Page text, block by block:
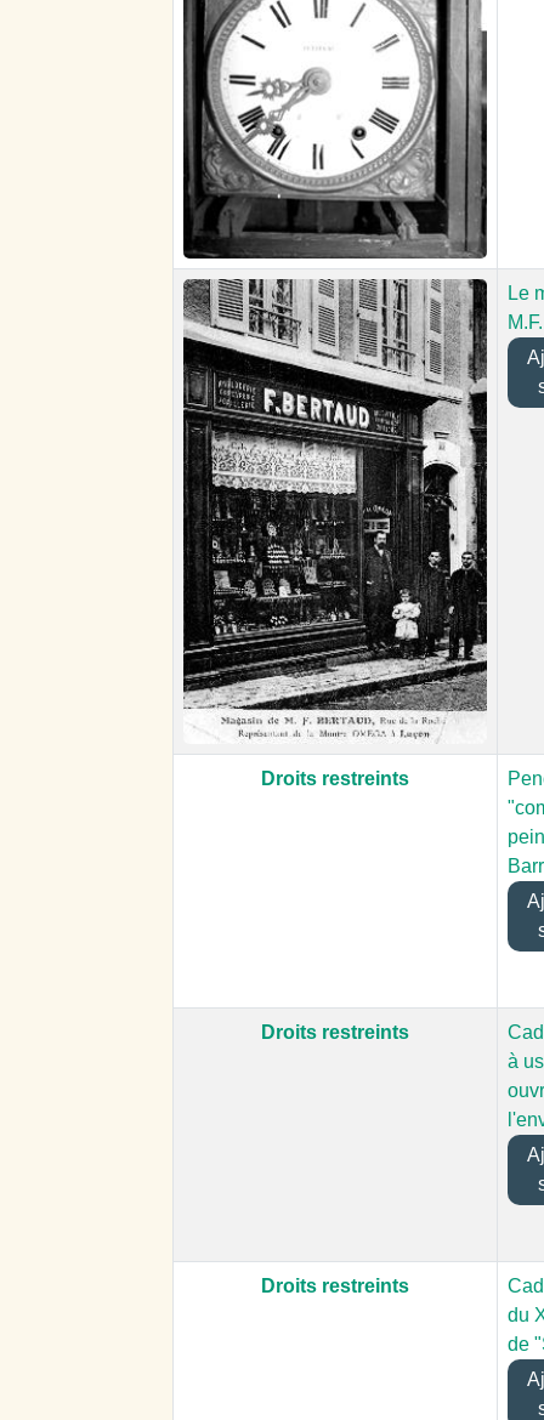
Le
Droits restreints
Droits restreints
à
Droits restreints
du
de